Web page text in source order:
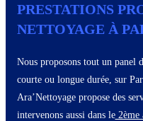
PRESTATIONS
NETTOYAGE À
Nous proposons tout un panel
courte ou longue durée, sur
Ara’Nettoyage propose des
intervenons aussi dans le2ème